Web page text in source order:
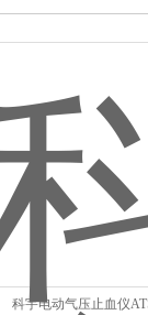
科宇电动气压止血仪